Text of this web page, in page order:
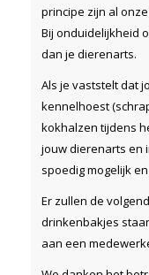
principe zijn al
Bij onduidelijkheid
dan je dierenarts.
Als je vaststelt dat
kennelhoest
kokhalzen tijdens
jouw dierenarts en
spoedig mogelijk
Er zullen de
drinkenbakjes
aan een